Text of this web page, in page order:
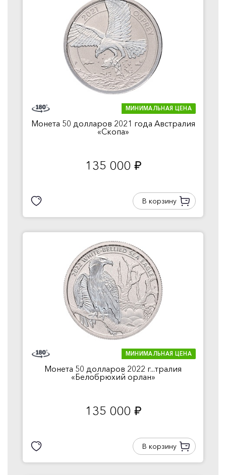
МИНИМАЛЬНАЯ ЦЕНА
Монета 50 долларов 2021 года Австралия
«Скопа»
135 000 руб.
В корзину
МИНИМАЛЬНАЯ ЦЕНА
Монета 50 долларов 2022 г...тралия
«Белобрюхий орлан»
135 000 руб.
В корзину